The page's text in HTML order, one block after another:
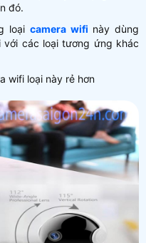
đó.
loại camera wifi này dùng
các loại tương ứng khác
wifi loại này rẻ hơn